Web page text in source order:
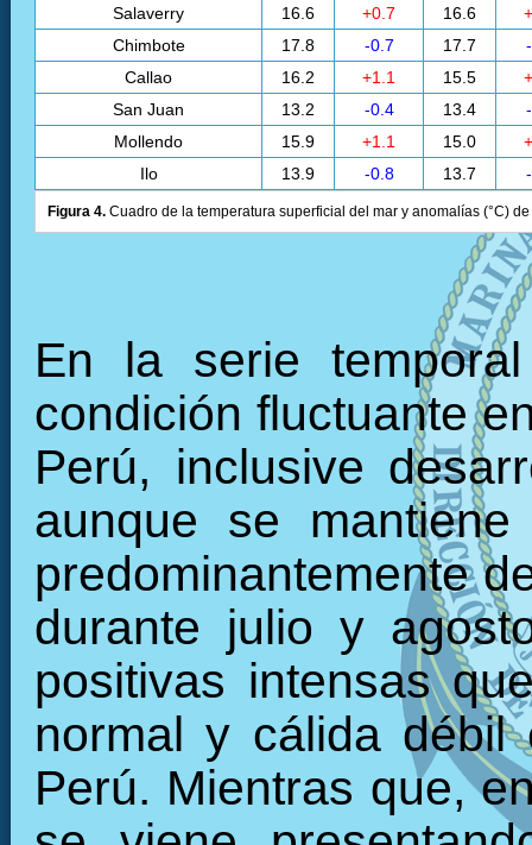
Salaverry 16.6 +0.7 16.6
Chimbote
17.8 -0.7 17.7
Callao
16.2 +1.1 15.5
San Juan
13.2 -0.4 13.4
Mollendo
15.9 +1.1 15.0
Ilo
13.9 -0.8 13.7
Figura 4. Cuadro de la temperatura superficial del mar y anomalías (°C)
En la serie
condición fluctuante
Perú, inclusive
aunque se
predominantemente
durante julio y
positivas intensas
normal y cálida
Perú. Mientras que,